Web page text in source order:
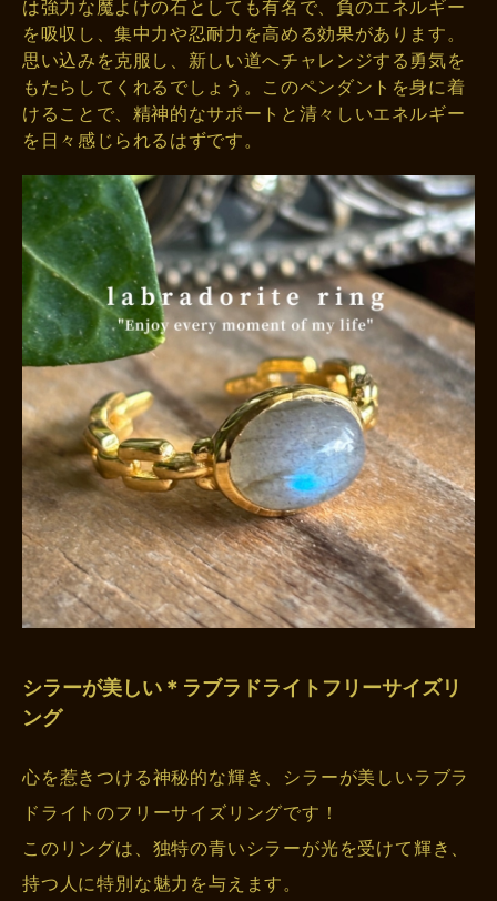
は強力な魔よけの石としても有名で、負のエネルギー
を吸収し、集中力や忍耐力を高める効果があります。
思い込みを克服し、新しい道へチャレンジする勇気を
もたらしてくれるでしょう。このペンダントを身に着
けることで、精神的なサポートと清々しいエネルギー
を日々感じられるはずです。
シラーが美しい＊ラブラドライトフリーサイズリ
ング
心を惹きつける神秘的な輝き、シラーが美しいラブラ
ドライトのフリーサイズリングです！
このリングは、独特の青いシラーが光を受けて輝き、
持つ人に特別な魅力を与えます。